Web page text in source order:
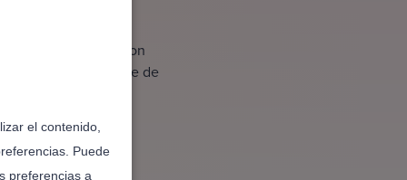
el contenido,
Puede
preferencias a
sencillo y rápido con
para ti, ¡olvídate de